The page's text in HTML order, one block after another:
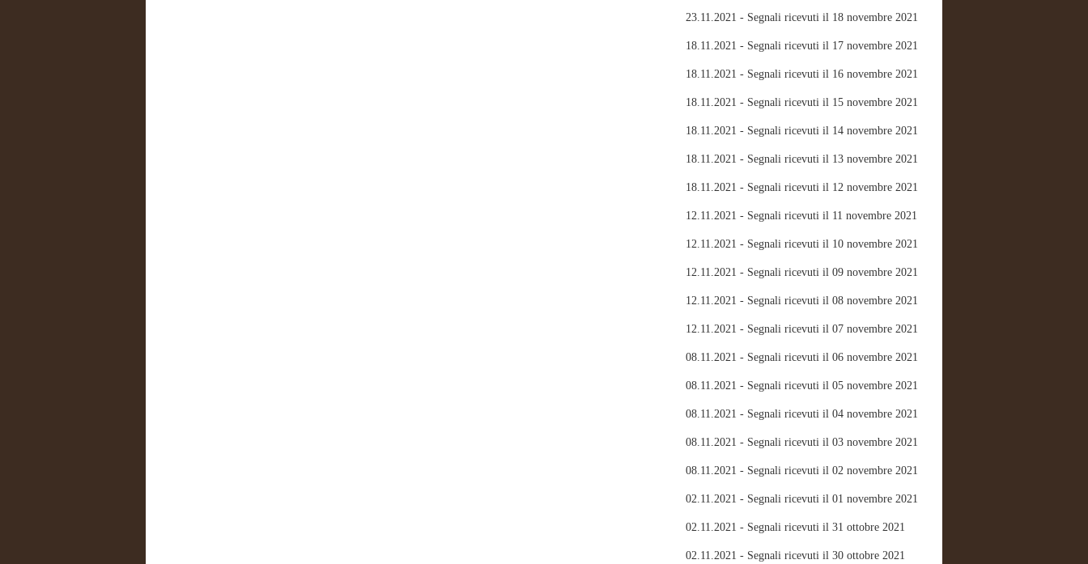
23.11.2021 - Segnali ricevuti il 18 novembre 2021
18.11.2021 - Segnali ricevuti il 17 novembre 2021
18.11.2021 - Segnali ricevuti il 16 novembre 2021
18.11.2021 - Segnali ricevuti il 15 novembre 2021
18.11.2021 - Segnali ricevuti il 14 novembre 2021
18.11.2021 - Segnali ricevuti il 13 novembre 2021
18.11.2021 - Segnali ricevuti il 12 novembre 2021
12.11.2021 - Segnali ricevuti il 11 novembre 2021
12.11.2021 - Segnali ricevuti il 10 novembre 2021
12.11.2021 - Segnali ricevuti il 09 novembre 2021
12.11.2021 - Segnali ricevuti il 08 novembre 2021
12.11.2021 - Segnali ricevuti il 07 novembre 2021
08.11.2021 - Segnali ricevuti il 06 novembre 2021
08.11.2021 - Segnali ricevuti il 05 novembre 2021
08.11.2021 - Segnali ricevuti il 04 novembre 2021
08.11.2021 - Segnali ricevuti il 03 novembre 2021
08.11.2021 - Segnali ricevuti il 02 novembre 2021
02.11.2021 - Segnali ricevuti il 01 novembre 2021
02.11.2021 - Segnali ricevuti il 31 ottobre 2021
02.11.2021 - Segnali ricevuti il 30 ottobre 2021